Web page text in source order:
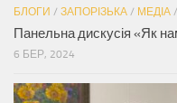
БЛОГИ / ЗАПОРІЗЬКА / МЕДІА /
Панельна дискусія «Як
6 БЕР, 2024